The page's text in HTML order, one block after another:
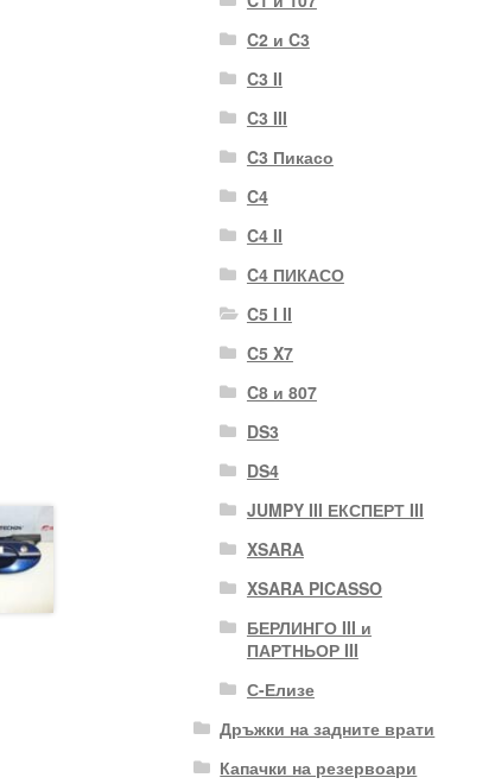
C2 и C3
C3 II
C3 III
C3 Пикасо
C4
C4 II
C4 ПИКАСО
C5 I II
C5 X7
C8 и 807
DS3
DS4
JUMPY III ЕКСПЕРТ III
XSARA
XSARA PICASSO
БЕРЛИНГО III и
ПАРТНЬОР III
С-Елизе
Дръжки на задните врати
Капачки на резервоари